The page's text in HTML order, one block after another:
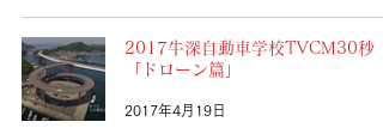
2017牛深自動車学校TVCM30秒
「ドローン篇」
2017年4月19日